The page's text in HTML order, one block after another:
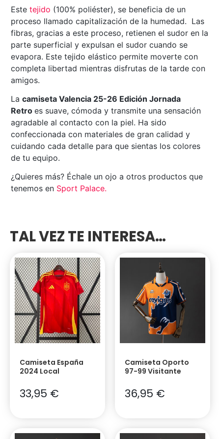
Estetejido (100% poliéster), se beneficia de un
proceso llamado capitalización de la humedad. Las
fibras, gracias a este proceso, retienen el sudor en la
parte superficial y expulsan el sudor cuando se
evapora. Este tejido elástico permite moverte con
completa libertad mientras disfrutas de la tarde con
amigos.
Lacamiseta Valencia 25-26 Edición Jornada
Retro es suave, cómoda y transmite una sensación
agradable al contacto con la piel. Ha sido
confeccionada con materiales de gran calidad y
cuidando cada detalle para que sientas los colores
de tu equipo.
¿Quieres más? Échale un ojo a otros productos que
tenemos en Sport Palace.
TAL VEZ TE INTERESA…
Camiseta España
2024 Local
33,95 €
Camiseta Oporto
97-99 Visitante
36,95 €